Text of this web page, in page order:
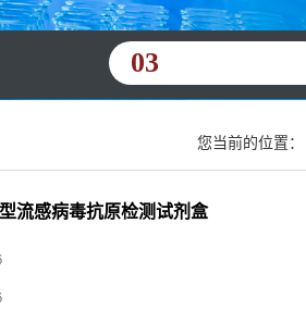
03
您当前的位置：
流感病毒抗原检测试剂盒